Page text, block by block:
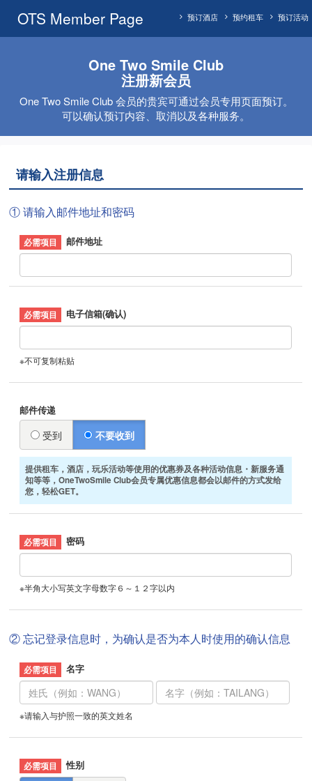
OTS Member Page 预订活动
预约租车
预订酒店
One Two Smile Club
注册新会员
One Two Smile Club 会员的贵宾可通过会员专用页面预订。
可以确认预订内容、取消以及各种服务。
请输入注册信息
① 请输入邮件地址和密码
邮件地址
电子信箱(确认)
※不可复制粘贴
邮件传递
受到 不要收到
提供租车，酒店，玩乐活动等使用的优惠券及各种活动信息・新服务通
知等等，OneTwoSmile Club会员专属优惠信息都会以邮件的方式发给
您，轻松GET。
密码
※半角大小写英文字母数字６～１２字以内
② 忘记登录信息时，为确认是否为本人时使用的确认信息
名字
※请输入与护照一致的英文姓名
性别